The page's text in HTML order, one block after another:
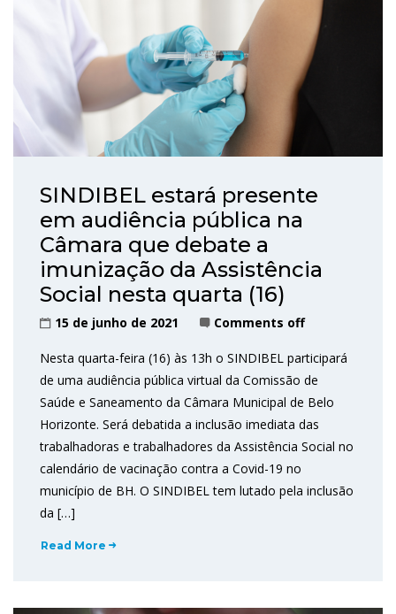
SINDIBEL estará presente
em audiência pública na
Câmara que debate a
imunização da Assistência
Social nesta quarta (16)
15 de junho de 2021 Comments off
Nesta quarta-feira (16) às 13h o SINDIBEL participará
de uma audiência pública virtual da Comissão de
Saúde e Saneamento da Câmara Municipal de Belo
Horizonte. Será debatida a inclusão imediata das
trabalhadoras e trabalhadores da Assistência Social no
calendário de vacinação contra a Covid-19 no
município de BH. O SINDIBEL tem lutado pela inclusão
da […]
Read More